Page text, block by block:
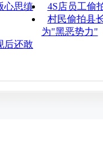
心思缜
4S店员工偷
村民偷拍县
为"黑恶势力"
后还敢